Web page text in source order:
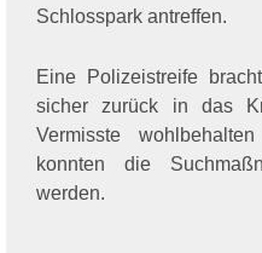
Schlosspark antreffen.
Eine Polizeistreife
sicher zurück in das
Vermisste
konnten die
werden.